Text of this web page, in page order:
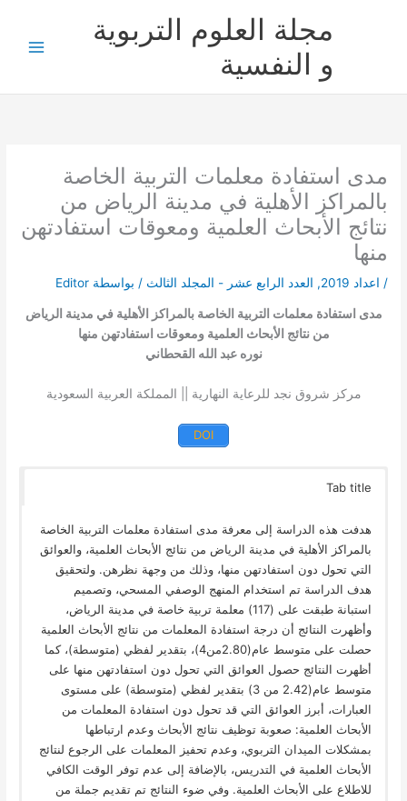
مجلة العلوم التربوية
و النفسية
مدى استفادة معلمات التربية الخاصة
بالمراكز الأهلية في مدينة الرياض من
نتائج الأبحاث العلمية ومعوقات استفادتهن
منها
/ اعداد 2019 , العدد الرابع عشر - المجلد الثالث / بواسطة Editor
مدى استفادة معلمات التربية الخاصة بالمراكز الأهلية في مدينة الرياض
من نتائج الأبحاث العلمية ومعوقات استفادتهن منها
نوره عبد الله القحطاني
مركز شروق نجد للرعاية النهارية || المملكة العربية السعودية
DOI
Tab title
هدفت هذه الدراسة إلى معرفة مدى استفادة معلمات التربية الخاصة
بالمراكز الأهلية في مدينة الرياض من نتائج الأبحاث العلمية، والعوائق
التي تحول دون استفادتهن منها، وذلك من وجهة نظرهن. ولتحقيق
هدف الدراسة تم استخدام المنهج الوصفي المسحي، وتصميم
استبانة طبقت على (117) معلمة تربية خاصة في مدينة الرياض،
وأظهرت النتائج أن درجة استفادة المعلمات من نتائج الأبحاث العلمية
حصلت على متوسط عام(2.80من4)، بتقدير لفظي (متوسطة)، كما
أظهرت النتائج حصول العوائق التي تحول دون استفادتهن منها على
متوسط عام(2.42 من 3) بتقدير لفظي (متوسطة) على مستوى
العبارات، أبرز العوائق التي قد تحول دون استفادة المعلمات من
الأبحاث العلمية: صعوبة توظيف نتائج الأبحاث وعدم ارتباطها
بمشكلات الميدان التربوي، وعدم تحفيز المعلمات على الرجوع لنتائج
الأبحاث العلمية في التدريس، بالإضافة إلى عدم توفر الوقت الكافي
للاطلاع على الأبحاث العلمية. وفي ضوء النتائج تم تقديم جملة من